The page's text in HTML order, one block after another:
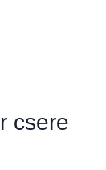
csere